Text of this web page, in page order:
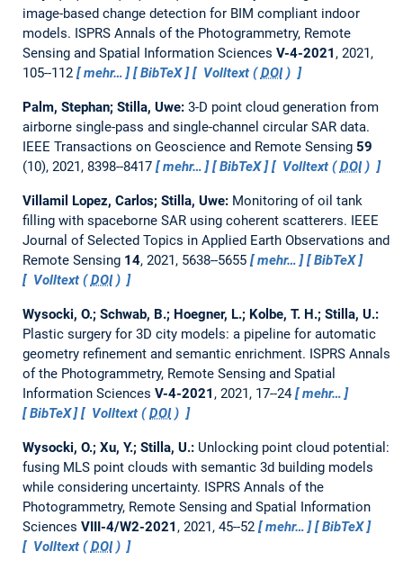
image-based change detection for BIM compliant indoor
models. ISPRS Annals of the Photogrammetry, Remote
Sensing and Spatial Information Sciences V-4-2021 , 2021,
105--112
mehr… BibTeX Volltext (DOI)
Palm, Stephan; Stilla, Uwe: 3-D point cloud generation from
airborne single-pass and single-channel circular SAR data.
IEEE Transactions on Geoscience and Remote Sensing 59
(10), 2021, 8398--8417
mehr… BibTeX Volltext (DOI)
Villamil Lopez, Carlos; Stilla, Uwe: Monitoring of oil tank
filling with spaceborne SAR using coherent scatterers. IEEE
Journal of Selected Topics in Applied Earth Observations and
Remote Sensing 14, 2021, 5638--5655 mehr…
BibTeX
Volltext (DOI)
Wysocki, O.; Schwab, B.; Hoegner, L.; Kolbe, T. H.; Stilla, U.:
Plastic surgery for 3D city models: a pipeline for automatic
geometry refinement and semantic enrichment. ISPRS Annals
of the Photogrammetry, Remote Sensing and Spatial
Information Sciences V-4-2021 , 2021, 17--24
mehr…
BibTeX
Volltext (DOI)
Wysocki, O.; Xu, Y.; Stilla, U.: Unlocking point cloud potential:
fusing MLS point clouds with semantic 3d building models
while considering uncertainty. ISPRS Annals of the
Photogrammetry, Remote Sensing and Spatial Information
Sciences VIII-4/W2-2021 , 2021, 45--52 mehr…
BibTeX
Volltext (DOI)